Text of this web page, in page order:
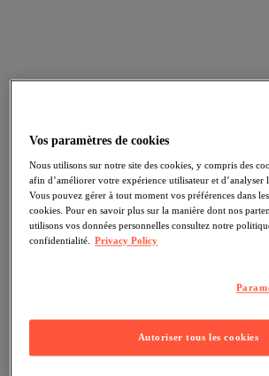
Vos paramètres de cookies
Nous utilisons sur notre site des cookies, y compris des
afin d’améliorer votre expérience utilisateur et d’analyser
Vous pouvez gérer à tout moment vos préférences dans
cookies. Pour en savoir plus sur la manière dont nos
utilisons vos données personnelles consultez notre
confidentialité. Privacy Policy
Autoriser tous les cookies